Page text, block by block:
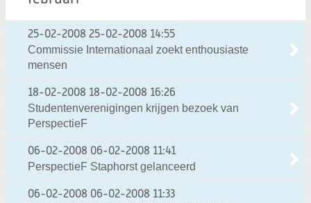
25-02-2008 25-02-2008 14:55
Commissie Internationaal zoekt enthousiaste
mensen
18-02-2008 18-02-2008 16:26
Studentenverenigingen krijgen bezoek van
PerspectieF
06-02-2008 06-02-2008 11:41
PerspectieF Staphorst gelanceerd
06-02-2008 06-02-2008 11:33